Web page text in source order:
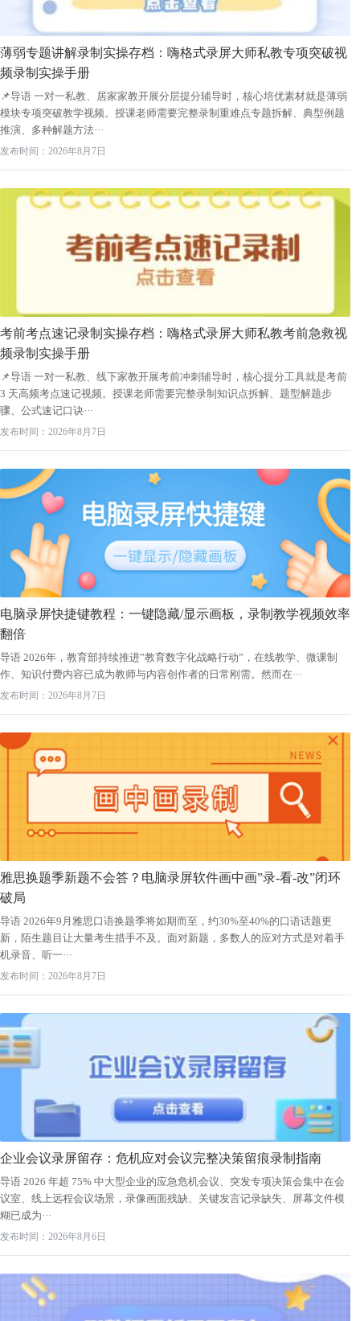
薄弱专题讲解录制实操存档：嗨格式录屏大师私教专项突破视
频录制实操手册
📌导语 一对一私教、居家家教开展分层提分辅导时，核心培优素材就是薄弱
模块专项突破教学视频。授课老师需要完整录制重难点专题拆解、典型例题
推演、多种解题方法···
发布时间：2026年8月7日
考前考点速记录制实操存档：嗨格式录屏大师私教考前急救视
频录制实操手册
📌导语 一对一私教、线下家教开展考前冲刺辅导时，核心提分工具就是考前
3 天高频考点速记视频。授课老师需要完整录制知识点拆解、题型解题步
骤、公式速记口诀···
发布时间：2026年8月7日
电脑录屏快捷键教程：一键隐藏/显示画板，录制教学视频效率
翻倍
导语 2026年，教育部持续推进”教育数字化战略行动”，在线教学、微课制
作、知识付费内容已成为教师与内容创作者的日常刚需。然而在···
发布时间：2026年8月7日
雅思换题季新题不会答？电脑录屏软件画中画”录-看-改”闭环
破局
导语 2026年9月雅思口语换题季将如期而至，约30%至40%的口语话题更
新，陌生题目让大量考生措手不及。面对新题，多数人的应对方式是对着手
机录音、听一···
发布时间：2026年8月7日
企业会议录屏留存：危机应对会议完整决策留痕录制指南
导语 2026 年超 75% 中大型企业的应急危机会议、突发专项决策会集中在会
议室、线上远程会议场景，录像画面残缺、关键发言记录缺失、屏幕文件模
糊已成为···
发布时间：2026年8月6日